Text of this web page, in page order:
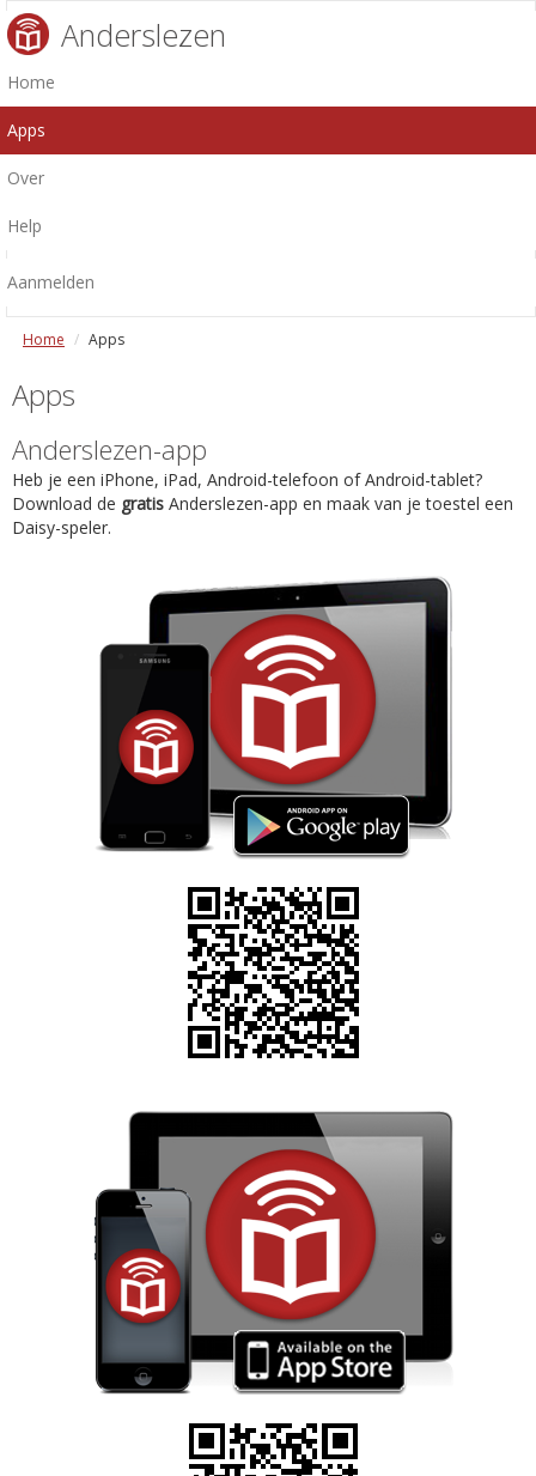
Anderslezen
Home
Apps
Over
Help
Aanmelden
Home Apps
Apps
Anderslezen-app
Heb je een iPhone, iPad, Android-telefoon of Android-tablet?
Download de gratis Anderslezen-app en maak van je toestel een
Daisy-speler.